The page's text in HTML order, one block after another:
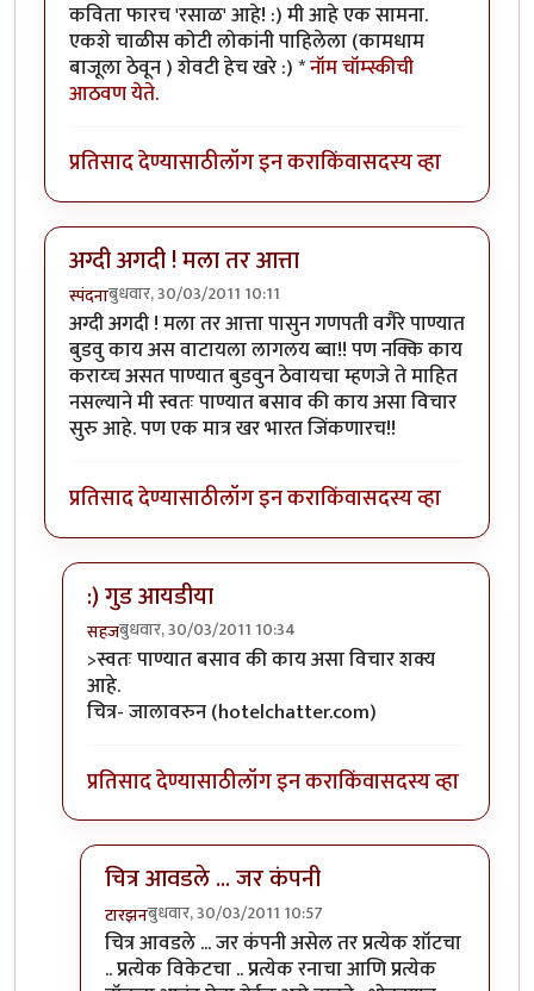
कविता फारच 'रसाळ' आहे! :) मी आहे एक सामना.
एकशे चाळीस कोटी लोकांनी पाहिलेला (कामधाम
बाजूला ठेवून ) शेवटी हेच खरे :) *नॉम चॉम्स्कीची
आठवण येते.
प्रतिसाद देण्यासाठीलॉग इन कराकिंवासदस्य व्हा
अग्दी अगदी ! मला तर आत्ता
स्पंदनाबुधवार, 30/03/2011 10:11
अग्दी अगदी ! मला तर आत्ता पासुन गणपती वगैरे पाण्यात
बुडवु काय अस वाटायला लागलय ब्वा!! पण नक्कि काय
कराय्च असत पाण्यात बुडवुन ठेवायचा म्हणजे ते माहित
नसल्याने मी स्वतः पाण्यात बसाव की काय असा विचार
सुरु आहे. पण एक मात्र खर भारत जिंकणारच!!
प्रतिसाद देण्यासाठीलॉग इन कराकिंवासदस्य व्हा
:) गुड आयडीया
सहजबुधवार, 30/03/2011 10:34
In reply toअग्दी अगदी ! मला तर आत्ताbyस्पंदना
>स्वतः पाण्यात बसाव की काय असा विचार शक्य
आहे.
चित्र- जालावरुन (hotelchatter.com)
प्रतिसाद देण्यासाठीलॉग इन कराकिंवासदस्य व्हा
चित्र आवडले ... जर कंपनी
टारझनबुधवार, 30/03/2011 10:57
In reply to:) गुड आयडीयाbyसहज
चित्र आवडले ... जर कंपनी असेल तर प्रत्येक शॉटचा
.. प्रत्येक विकेटचा .. प्रत्येक रनाचा आणि प्रत्येक